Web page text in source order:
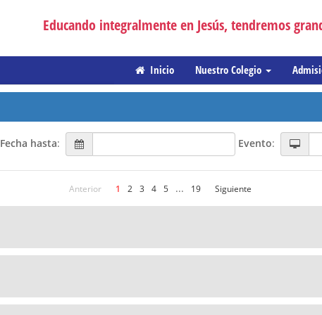
Educando integralmente en Jesús, tendremos
Inicio Nuestro Colegio
Fecha hasta: Evento:
Anterior 1 2 3 4 5 ... 19 Siguiente